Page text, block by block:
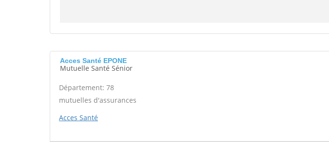
Acces Santé EPONE
Mutuelle Santé Sénior
Département: 78
mutuelles d'assurances
Acces Santé